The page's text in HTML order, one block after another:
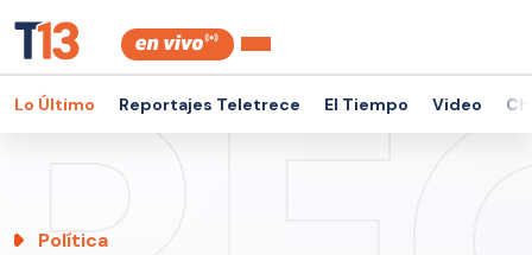
Lo Último Reportajes Teletrece El Tiempo Video
Política